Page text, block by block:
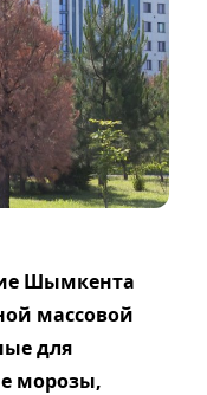
Шымкента
массовой
для
морозы,